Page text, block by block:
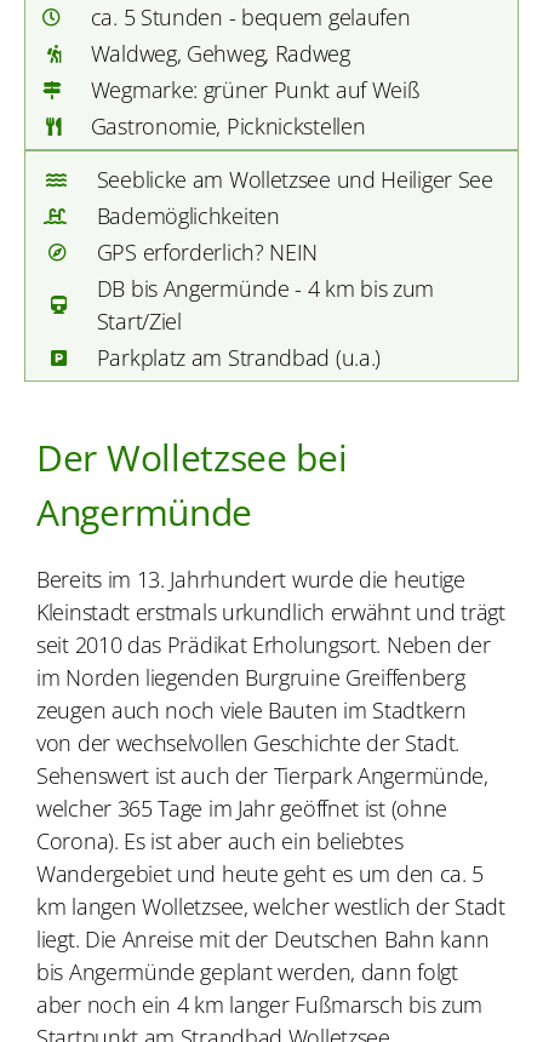
ca. 5 Stunden - bequem gelaufen
Waldweg, Gehweg, Radweg
Wegmarke: grüner Punkt auf Weiß
Gastronomie, Picknickstellen
Seeblicke am Wolletzsee und Heiliger See
Bademöglichkeiten
GPS erforderlich? NEIN
DB bis Angermünde - 4 km bis zum
Start/Ziel
Parkplatz am Strandbad (u.a.)
Der Wolletzsee bei
Angermünde
Bereits im 13. Jahrhundert wurde die heutige
Kleinstadt erstmals urkundlich erwähnt und trägt
seit 2010 das Prädikat Erholungsort. Neben der
im Norden liegenden Burgruine Greiffenberg
zeugen auch noch viele Bauten im Stadtkern
von der wechselvollen Geschichte der Stadt.
Sehenswert ist auch der Tierpark Angermünde,
welcher 365 Tage im Jahr geöffnet ist (ohne
Corona). Es ist aber auch ein beliebtes
Wandergebiet und heute geht es um den ca. 5
km langen Wolletzsee, welcher westlich der Stadt
liegt. Die Anreise mit der Deutschen Bahn kann
bis Angermünde geplant werden, dann folgt
aber noch ein 4 km langer Fußmarsch bis zum